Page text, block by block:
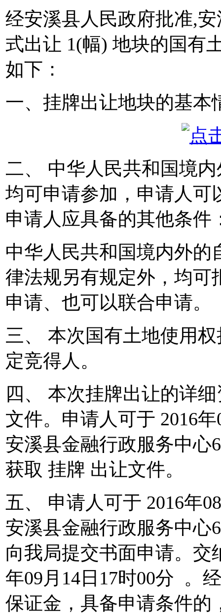
经安溪县人民政府批准,
式出让 1(幅) 地块的国有
如下：
一、挂牌出让地块的基本
二、 中华人民共和国境
均可申请参加，申请人可
申请人应具备的其他条件
中华人民共和国境内外的
律法规另有规定外，均可
申请、也可以联合申请。
三、 本次国有土地使用
定竞得人。
四、 本次挂牌出让的详
文件。申请人可于 2016
安溪县金融行政服务中心
获取 挂牌 出让文件。
五、 申请人可于 2016年
安溪县金融行政服务中心
向我局提交书面申请。交
年09月14日17时00分 。
保证金，具备申请条件的